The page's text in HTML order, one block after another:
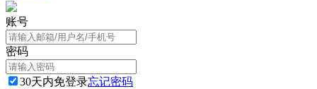
账号
密码
30天内免登录忘记密码